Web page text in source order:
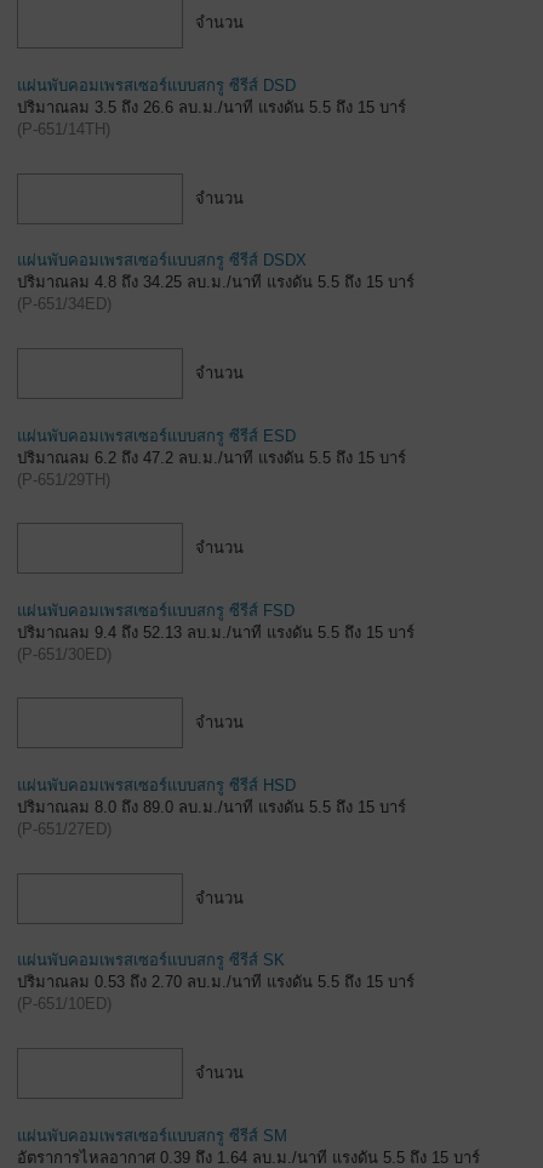
จำนวน
แผ่นพับคอมเพรสเซอร์แบบสกรู ซีรีส์ DSD
ปริมาณลม 3.5 ถึง 26.6 ลบ.ม./นาที แรงดัน 5.5 ถึง 15 บาร์
(P-651/14TH )
จำนวน
แผ่นพับคอมเพรสเซอร์แบบสกรู ซีรีส์ DSDX
ปริมาณลม 4.8 ถึง 34.25 ลบ.ม./นาที แรงดัน 5.5 ถึง 15 บาร์
(P-651/34ED)
จำนวน
แผ่นพับคอมเพรสเซอร์แบบสกรู ซีรีส์ ESD
ปริมาณลม 6.2 ถึง 47.2 ลบ.ม./นาที แรงดัน 5.5 ถึง 15 บาร์
(P-651/29TH)
จำนวน
แผ่นพับคอมเพรสเซอร์แบบสกรู ซีรีส์ FSD
ปริมาณลม 9.4 ถึง 52.13 ลบ.ม./นาที แรงดัน 5.5 ถึง 15 บาร์
(P-651/30ED)
จำนวน
แผ่นพับคอมเพรสเซอร์แบบสกรู ซีรีส์ HSD
ปริมาณลม 8.0 ถึง 89.0 ลบ.ม./นาที แรงดัน 5.5 ถึง 15 บาร์
(P-651/27ED)
จำนวน
แผ่นพับคอมเพรสเซอร์แบบสกรู ซีรีส์ SK
ปริมาณลม 0.53 ถึง 2.70 ลบ.ม./นาที แรงดัน 5.5 ถึง 15 บาร์
(P-651/10ED)
จำนวน
แผ่นพับคอมเพรสเซอร์แบบสกรู ซีรีส์ SM
อัตราการไหลอากาศ 0.39 ถึง 1.64 ลบ.ม./นาที แรงดัน 5.5 ถึง 15 บาร์